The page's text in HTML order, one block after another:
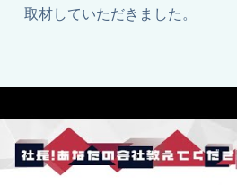
取材していただきました。